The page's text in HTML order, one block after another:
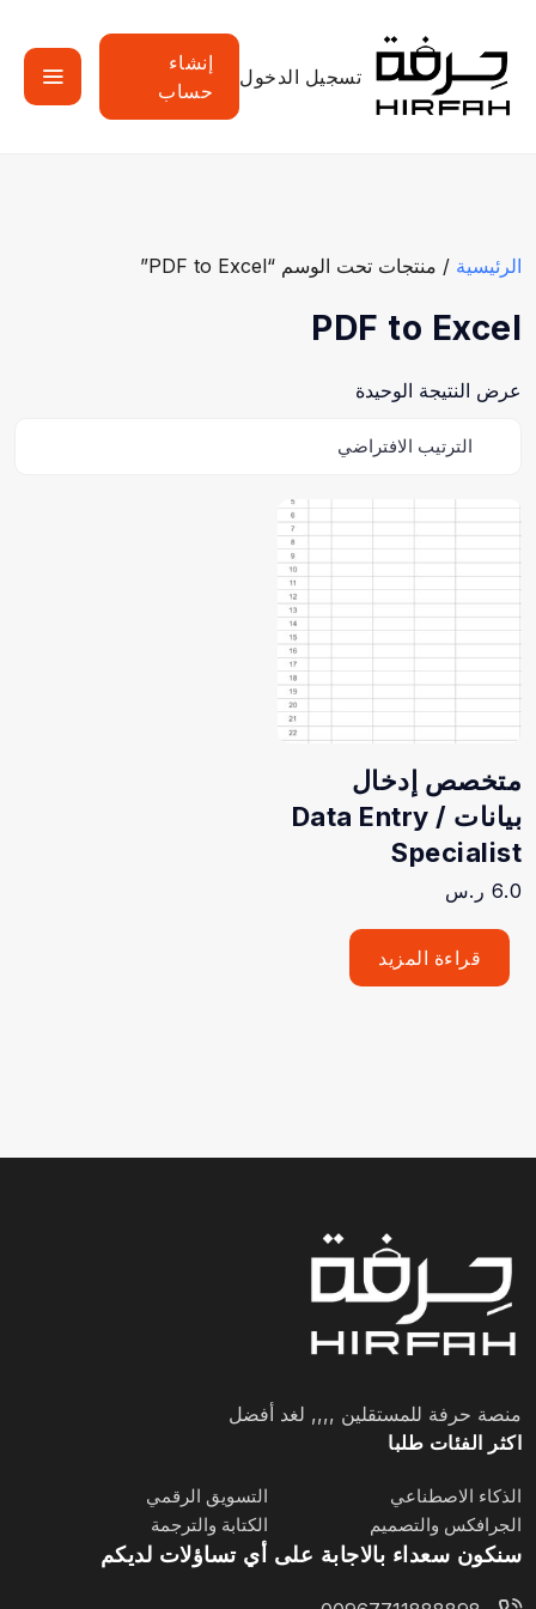
تسجيل الدخول
إنشاء
حساب
الرئيسية / منتجات تحت الوسم “PDF to Excel”
PDF to Excel
عرض النتيجة الوحيدة
متخصص إدخال
بيانات / Data Entry
Specialist
6.0 ر.س
قراءة المزيد
منصة حرفة للمستقلين ,,,, لغد أفضل
اكثر الفئات طلبا
الذكاء الاصطناعي
التسويق الرقمي
الجرافكس والتصميم
الكتابة والترجمة
سنكون سعداء بالاجابة على أي تساؤلات لديكم